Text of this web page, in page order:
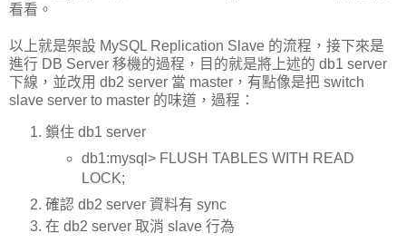
看看。
以上就是架設 MySQL Replication Slave 的流程，接下來是
進行 DB Server 移機的過程，目的就是將上述的 db1 server
下線，並改用 db2 server 當 master，有點像是把 switch
slave server to master 的味道，過程：
鎖住 db1 server
db1:mysql> FLUSH TABLES WITH READ
LOCK;
確認 db2 server 資料有 sync
在 db2 server 取消 slave 行為